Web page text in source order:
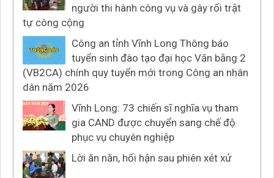
người thi hành công vụ và gây rối trật
tự công cộng
Công an tỉnh Vĩnh Long Thông báo
tuyển sinh đào tạo đại học Văn bằng 2
(VB2CA) chính quy tuyển mới trong Công an nhân
dân năm 2026
Vĩnh Long: 73 chiến sĩ nghĩa vụ tham
gia CAND được chuyển sang chế độ
phục vụ chuyên nghiệp
Lời ăn năn, hối hận sau phiên xét xử